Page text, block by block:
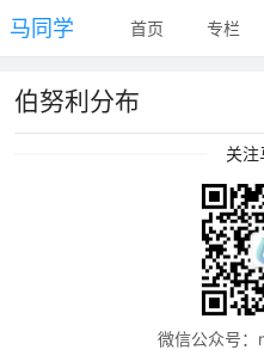
马同学 首页 专栏
伯努利分布
关注
微信公众号